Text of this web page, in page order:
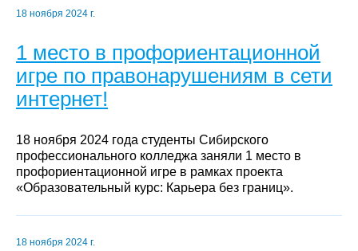
18 ноября 2024 г.
1 место в профориентационной
игре по правонарушениям в сети
интернет!
18 ноября 2024 года студенты Сибирского
профессионального колледжа заняли 1 место в
профориентационной игре в рамках проекта
«Образовательный курс: Карьера без границ».
18 ноября 2024 г.